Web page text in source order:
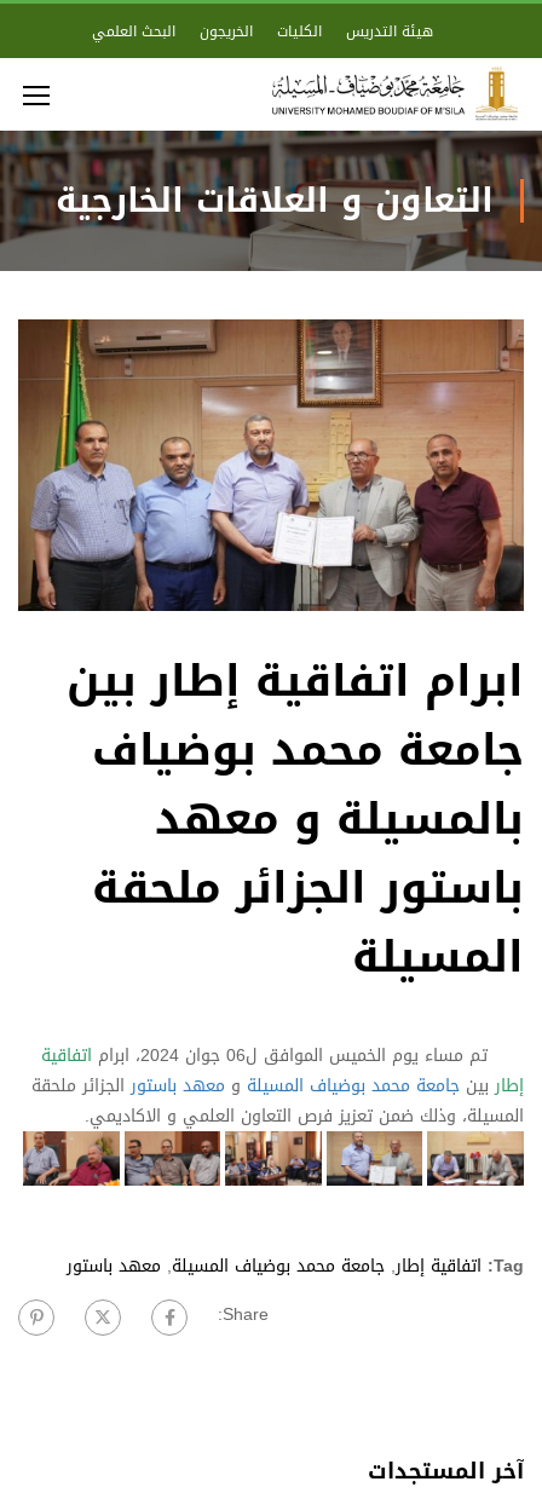
هيئة التدريس الكليات الخريجون البحث العلمي
التعاون و العلاقات الخارجية
ابرام اتفاقية إطار بين
جامعة محمد بوضياف
بالمسيلة و معهد
باستور الجزائر ملحقة
المسيلة
تم مساء يوم الخميس الموافق ل06 جوان 2024، ابرام
اتفاقية
إطاربين جامعة محمد بوضياف المسيلة و معهد باستورالجزائر ملحقة
المسيلة، وذلك ضمن تعزيز فرص التعاون العلمي و الاكاديمي.
Tag: اتفاقية إطار, جامعة محمد بوضياف المسيلة, معهد باستور
Share:
آخر المستجدات